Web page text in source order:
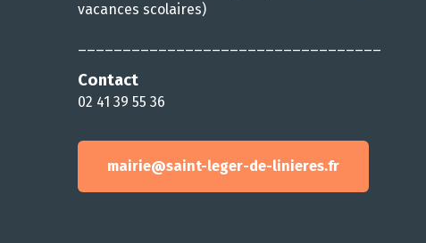
vacances scolaires)
Contact
02 41 39 55 36
mairie@saint-leger-de-linieres.fr